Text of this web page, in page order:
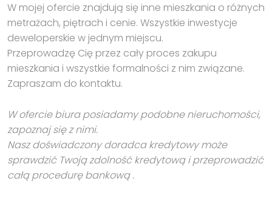
W mojej ofercie znajdują się inne mieszkania o różnych
metrażach, piętrach i cenie. Wszystkie inwestycje
deweloperskie w jednym miejscu.
Przeprowadzę Cię przez cały proces zakupu
mieszkania i wszystkie formalności z nim związane.
Zapraszam do kontaktu.
W ofercie biura posiadamy podobne nieruchomości,
zapoznaj się z nimi.
Nasz doświadczony doradca kredytowy może
sprawdzić Twoją zdolność kredytową i przeprowadzić
całą procedurę bankową .